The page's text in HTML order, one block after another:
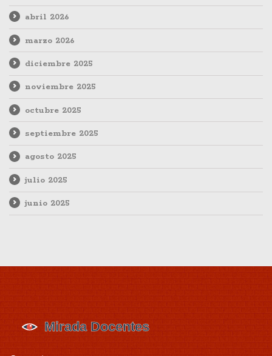
abril 2026
marzo 2026
diciembre 2025
noviembre 2025
octubre 2025
septiembre 2025
agosto 2025
julio 2025
junio 2025